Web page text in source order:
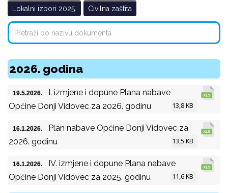
Lokalni izbori 2025. Civilna zaštita
2026. godina
19.5.2026.
I. izmjene i dopune Plana nabave
Općine Donji Vidovec za 2026. godinu
13,8 KB
16.1.2026.
Plan nabave Općine Donji Vidovec za
2026. godinu
13,5 KB
16.1.2026.
IV. izmjene i dopune Plana nabave
Općine Donji Vidovec za 2025. godinu
11,6 KB